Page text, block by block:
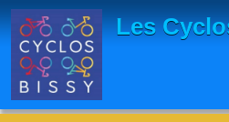
Les
Panneau de gestion des cookies